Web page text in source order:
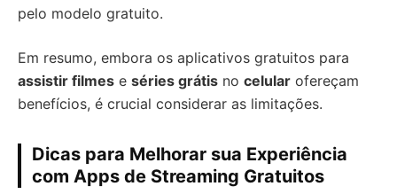
pelo modelo gratuito.
Em resumo, embora os aplicativos gratuitos para
assistir filmes e séries grátis no celular ofereçam
benefícios, é crucial considerar as limitações.
Dicas para Melhorar sua Experiência
com Apps de Streaming Gratuitos